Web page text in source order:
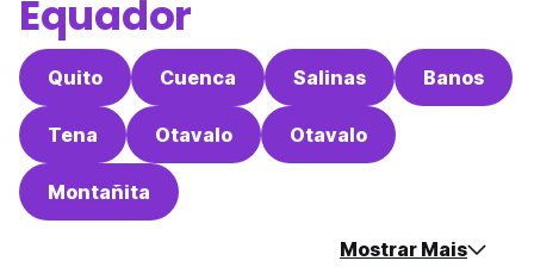
Equador
Quito Cuenca Salinas Banos
Tena Otavalo Otavalo
Montañita
Mostrar Mais